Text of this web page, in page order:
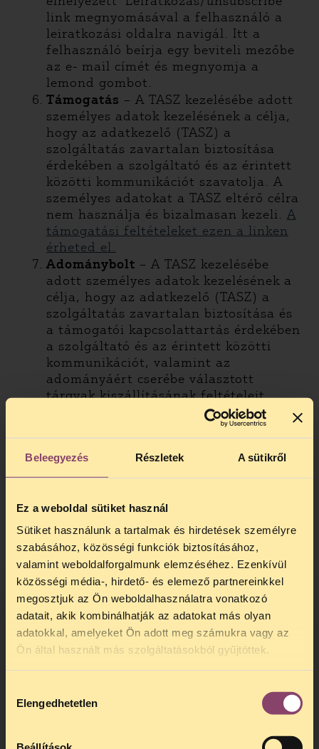
Beleegyezés Részletek A sütikről
Ez a weboldal sütiket használ
Sütiket használunk a tartalmak és hirdetések személyre
szabásához, közösségi funkciók biztosításához,
valamint weboldalforgalmunk elemzéséhez. Ezenkívül
közösségi média-, hirdető- és elemező partnereinkkel
megosztjuk az Ön weboldalhasználatra vonatkozó
adatait, akik kombinálhatják az adatokat más olyan
adatokkal, amelyeket Ön adott meg számukra vagy az
Ön által használt más szolgáltatásokból gyűjtöttek.
kiválasztása
Elengedhetetlen
link megnyomásával a felhasználó a
leiratkozási oldalra navigál. Itt a
felhasználó beírja egy beviteli mezőbe
az e- mail címét és megnyomja a
lemond gombot.
Támogatás – A TASZ kezelésébe adott
személyes adatok kezelésének a célja,
hogy az adatkezelő (TASZ) a
szolgáltatás zavartalan biztosítása
érdekében a szolgáltató és az érintett
közötti kommunikációt szavatolja. A
személyes adatokat a TASZ eltérő célra
nem használja és bizalmasan kezeli. A
támogatási feltételeket ezen a linken
érheted el.
Adománybolt – A TASZ kezelésébe
adott személyes adatok kezelésének a
célja, hogy az adatkezelő (TASZ) a
szolgáltatás zavartalan biztosítása és
a támogatói kapcsolattartás érdekében
a szolgáltató és az érintett közötti
kommunikációt, valamint az
adományáért cserébe választott
tárgyak kiszállításának feltételeit
szavatolja. Az adományozás során
megadott személyes adatokat (Név, e-
a TASZ eltérő célra nem használja.
Házhozszállítás esetén, a szállításhoz
Csomagpiac Kft. részére továbbítjuk
Az adományboltban (tasz.hu/gardrob)
történő adományozás során a
felhasználó a beépülő webshop-modul
felületén adhatja meg az adományáért
cserébe választott tárgyak részleteit.
Jogsegély kapcsolatfelvételi űrlap
A TASZ kezelésébe adott személyes
adatok kezelésének a célja, hogy az
érintett jogsegélyt igényelhessen, a
TASZ pedig jogsegélyt biztosíthasson
számára. A személyes adatokat a TASZ
eltérő célra nem használja és
jogsegélyszolgálati tevékenységünk
TELEFONOS JOGSEGÉLY
SZÜNET!
hogytelefonos jogsegélyünk július 27 és